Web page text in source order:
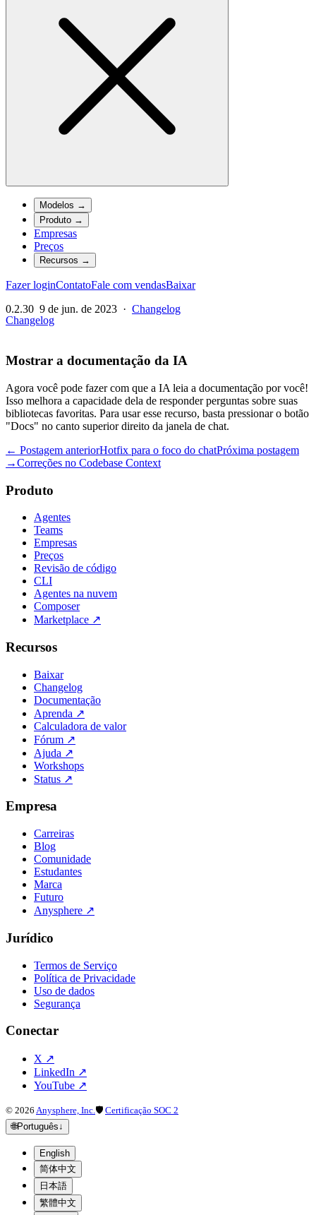
Modelos →
Produto →
Empresas
Preços
Recursos →
Fazer loginContatoFale com vendasBaixar
0.2.30 9 de jun. de 2023 · Changelog
Changelog
Mostrar a documentação da IA
Agora você pode fazer com que a IA leia a documentação por você!
Isso melhora a capacidade dela de responder perguntas sobre suas
bibliotecas favoritas. Para usar esse recurso, basta pressionar o botão
"Docs" no canto superior direito da janela de chat.
← Postagem anteriorHotfix para o foco do chatPróxima postagem
→Correções no Codebase Context
Produto
Agentes
Teams
Empresas
Preços
Revisão de código
CLI
Agentes na nuvem
Composer
Marketplace ↗
Recursos
Baixar
Changelog
Documentação
Aprenda ↗
Calculadora de valor
Fórum ↗
Ajuda ↗
Workshops
Status ↗
Empresa
Carreiras
Blog
Comunidade
Estudantes
Marca
Futuro
Anysphere ↗
Jurídico
Termos de Serviço
Política de Privacidade
Uso de dados
Segurança
Conectar
X ↗
LinkedIn ↗
YouTube ↗
© 2026 Anysphere, Inc. 🛡 Certificação SOC 2
🌐Português↓
English
简体中文
日本語
繁體中文